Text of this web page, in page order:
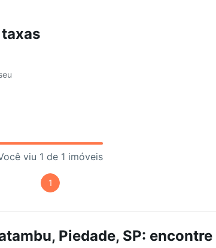
viu 1 de 1 imóveis
1
Piedade, SP: